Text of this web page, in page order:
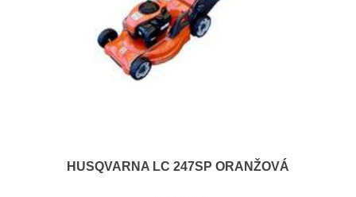
HUSQVARNA LC 247SP ORANŽOVÁ